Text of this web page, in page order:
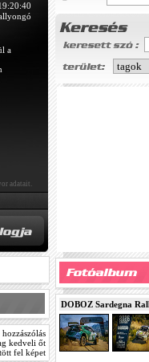
a
adatait.
hozzászólás
kedveli őt
fel képet
DOBOZ Sardegna